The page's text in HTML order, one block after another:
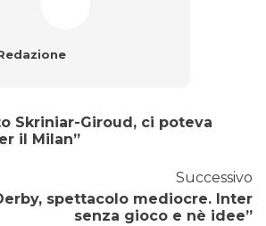
Skriniar-Giroud, ci poteva
il Milan”
Successivo
spettacolo mediocre. Inter
senza gioco e nè idee”